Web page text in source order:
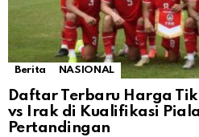
Berita NASIONAL
Daftar Terbaru Harga
vs Irak di Kualifikasi
Pertandingan